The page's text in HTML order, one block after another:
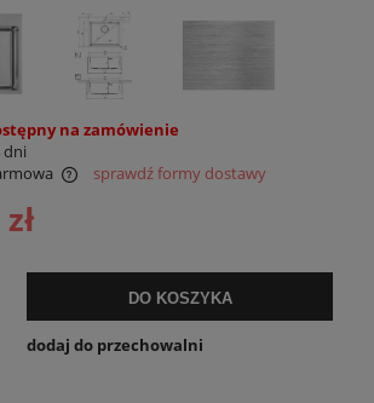
na zamówienie
dni
sprawdź formy dostawy
DO KOSZYKA
dodaj do przechowalni